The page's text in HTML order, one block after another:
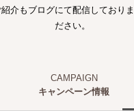
介もブログにて配信しており
ださい。
キャンペーン情報